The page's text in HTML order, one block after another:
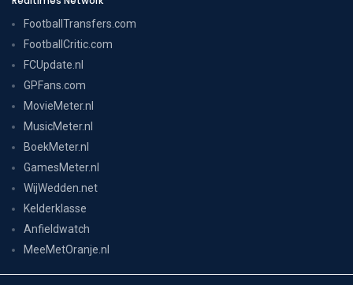
FootballTransfers.com
FootballCritic.com
FCUpdate.nl
GPFans.com
MovieMeter.nl
MusicMeter.nl
BoekMeter.nl
GamesMeter.nl
WijWedden.net
Kelderklasse
Anfieldwatch
MeeMetOranje.nl